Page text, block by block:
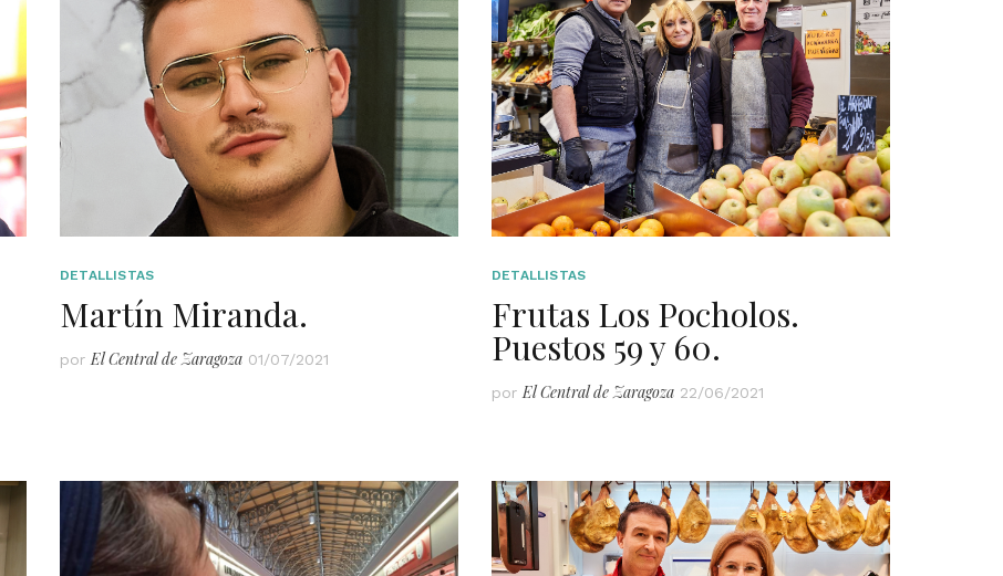
DETALLISTAS
Martín Miranda.
por El Central de Zaragoza 01/07/2021
DETALLISTAS
Frutas Los Pocholos.
Puestos 59 y 60.
por El Central de Zaragoza 22/06/2021